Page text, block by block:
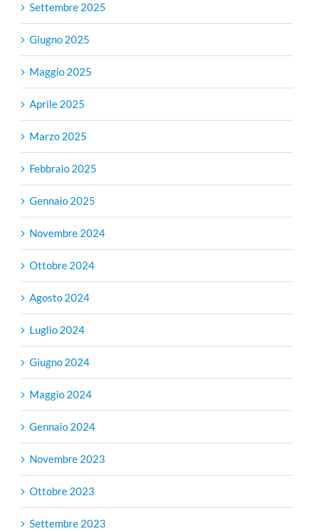
Settembre 2025
Giugno 2025
Maggio 2025
Aprile 2025
Marzo 2025
Febbraio 2025
Gennaio 2025
Novembre 2024
Ottobre 2024
Agosto 2024
Luglio 2024
Giugno 2024
Maggio 2024
Gennaio 2024
Novembre 2023
Ottobre 2023
Settembre 2023